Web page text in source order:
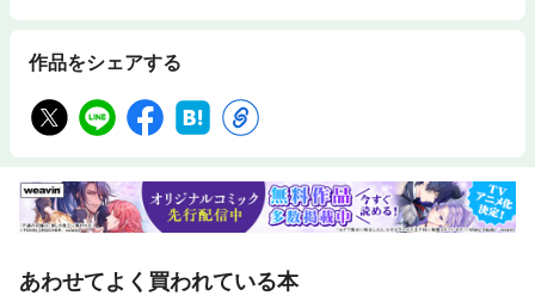
作品をシェアする
あわせてよく買われている本